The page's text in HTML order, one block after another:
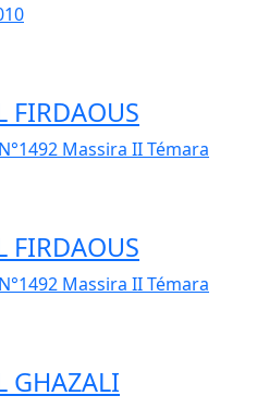
Massira II Témara
Massira II Témara
GHAZALI